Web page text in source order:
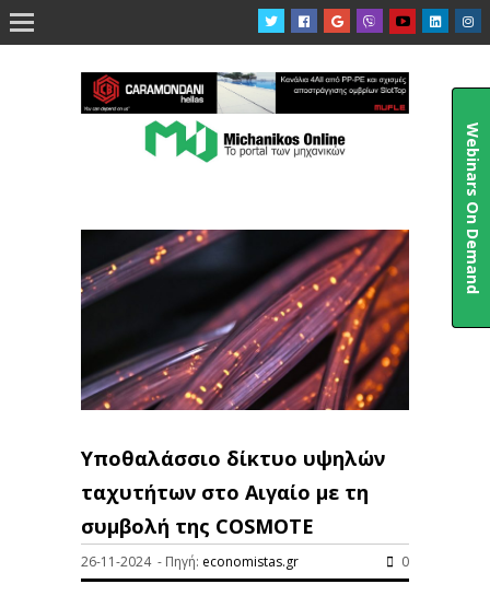

Υποθαλάσσιο δίκτυο υψηλών
ταχυτήτων στο Αιγαίο με τη
συμβολή της COSMOTE
26-11-2024 - Πηγή: economistas.gr 0
Webinars On Demand